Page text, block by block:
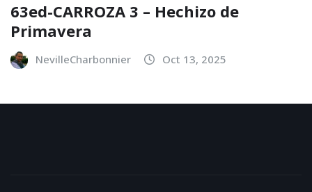
63ed-CARROZA 3 – Hechizo de
Primavera
NevilleCharbonnier Oct 13, 2025